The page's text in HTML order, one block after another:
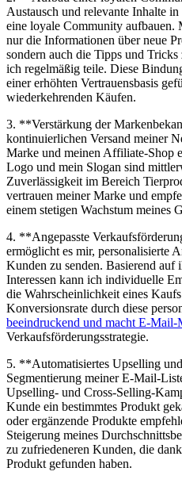
Austausch und relevante ⁤Inhalte
eine loyale Community aufbauen.
nur die Informationen über neue
sondern auch ‍die Tipps und
ich regelmäßig teile. Diese
einer erhöhten Vertrauensbasis‍
wiederkehrenden Käufen.
3.⁣ **Verstärkung der
kontinuierlichen Versand ​meiner
Marke⁣ und meinen‍ Affiliate-Shop
Logo und ‌mein Slogan sind
Zuverlässigkeit im Bereich
vertrauen⁤ meiner⁢ Marke und
einem stetigen⁤ Wachstum meines
4. **Angepasste⁣
ermöglicht es⁣ mir, personalisierte
‌Kunden zu ⁣senden. Basierend auf⁣
Interessen⁤ kann ich individuelle
die Wahrscheinlichkeit eines
Konversionsrate durch diese
beeindruckend und macht E-Mail-
Verkaufsförderungsstrategie.
5. **Automatisiertes Upselling
Segmentierung meiner E-Mail-
Upselling- und Cross-Selling-
Kunde ein bestimmtes Produkt
oder ergänzende Produkte
‌Steigerung meines
zu zufriedeneren Kunden,⁤ die
Produkt gefunden haben.